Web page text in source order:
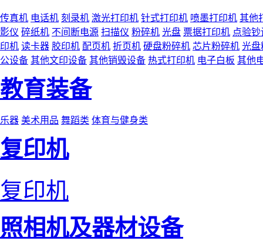
传真机 电话机 刻录机 激光打印机 针式打印机 喷墨打印机 其他
影仪 碎纸机 不间断电源 扫描仪 粉碎机 光盘 票据打印机 点验钞
印机 读卡器 胶印机 配页机 折页机 硬盘粉碎机 芯片粉碎机 光盘
公设备 其他文印设备 其他销毁设备 热式打印机 电子白板 其他
教育装备
乐器 美术用品 舞蹈类 体育与健身类
复印机
复印机
照相机及器材设备